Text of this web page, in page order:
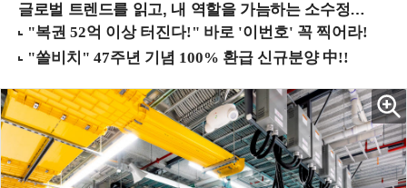
글로벌 트렌드를 읽고, 내 역할을 가늠하는 소수정예 실습 워크숍 (8/28 신논현역)